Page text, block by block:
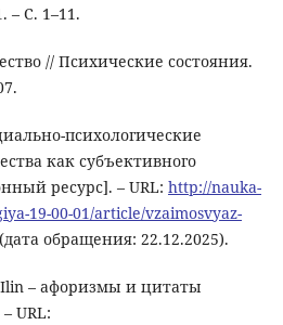
– С. 1–11.
// Психические состояния.
психологические
как субъективного
ресурс]. – URL: http://nauka-
19-00-01/article/vzaimosvyaz-
обращения: 22.12.2025).
– афоризмы и цитаты
URL: